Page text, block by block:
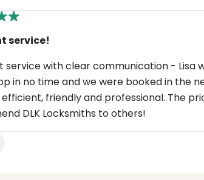
service!
service with clear communication - Lisa
in no time and we were booked in the
friendly and professional. The
DLK Locksmiths to others!